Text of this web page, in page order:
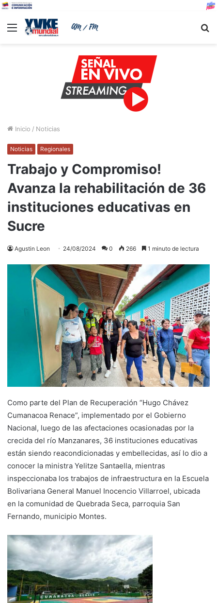
Menu
Inicio / Noticias
Noticias Regionales
Trabajo y Compromiso!
Avanza la rehabilitación de 36
instituciones educativas en
Sucre
Agustin Leon 24/08/2024 0 266 1 minuto de lectura
Como parte del Plan de Recuperación “Hugo Chávez
Cumanacoa Renace”, implementado por el Gobierno
Nacional, luego de las afectaciones ocasionadas por la
crecida del río Manzanares, 36 instituciones educativas
están siendo reacondicionadas y embellecidas, así lo dio a
conocer la ministra Yelitze Santaella, mientras
inspeccionaba los trabajos de infraestructura en la Escuela
Bolivariana General Manuel Inocencio Villarroel, ubicada
en la comunidad de Quebrada Seca, parroquia San
Fernando, municipio Montes.